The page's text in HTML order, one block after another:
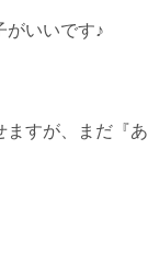
いいです♪
すが、まだ『あ